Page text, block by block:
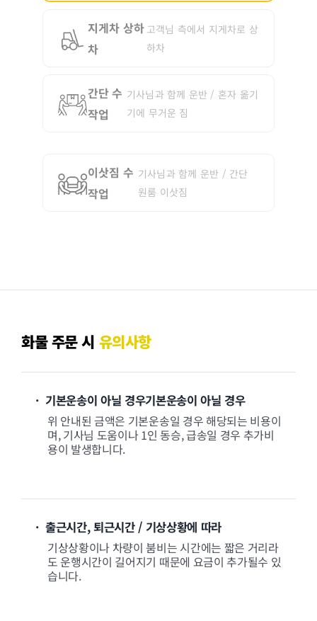
지게차 상하
차
고객님 측에서 지게차로 상
하차
간단 수
작업
기사님과 함께 운반 / 혼자 옮기
기에 무거운 짐
이삿짐 수
작업
기사님과 함께 운반 / 간단
원룸 이삿짐
화물 주문 시 유의사항
· 기본운송이 아닐 경우기본운송이 아닐 경우
위 안내된 금액은 기본운송일 경우 해당되는 비용이
며, 기사님 도움이나 1인 동승, 급송일 경우 추가비
용이 발생합니다.
· 출근시간, 퇴근시간 / 기상상황에 따라
기상상황이나 차량이 붐비는 시간에는 짧은 거리라
도 운행시간이 길어지기 때문에 요금이 추가될수 있
습니다.